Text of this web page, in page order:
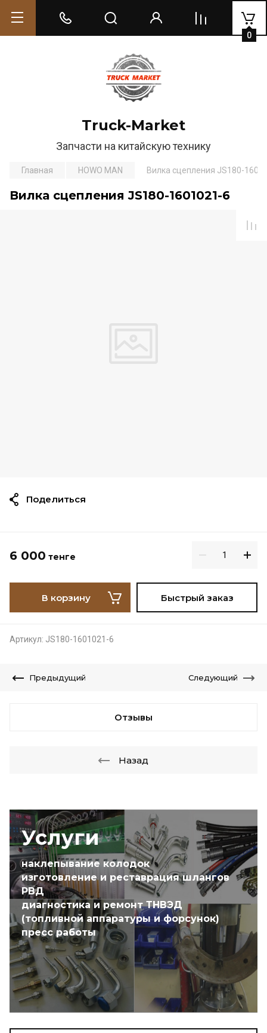
Truck-Market
Запчасти на китайскую технику
0
Услуги
наклепывание колодок
изготовление и реставрация шлангов
РВД
диагностика и ремонт ТНВЭД
(топливной аппаратуры и форсунок)
пресс работы
Главная HOWO MAN Вилка сцепления JS180-
Вилка сцепления JS180-1601021-6
6 000 тенге
В корзину Быстрый заказ
Артикул: JS180-1601021-6
Поделиться
Предыдущий Следующий
Отзывы
Назад